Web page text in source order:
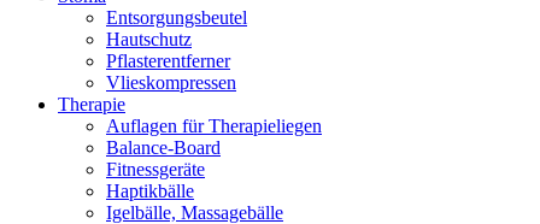
Entsorgungsbeutel
Hautschutz
Pflasterentferner
Vlieskompressen
Therapie
Auflagen für Therapieliegen
Balance-Board
Fitnessgeräte
Haptikbälle
Igelbälle, Massagebälle